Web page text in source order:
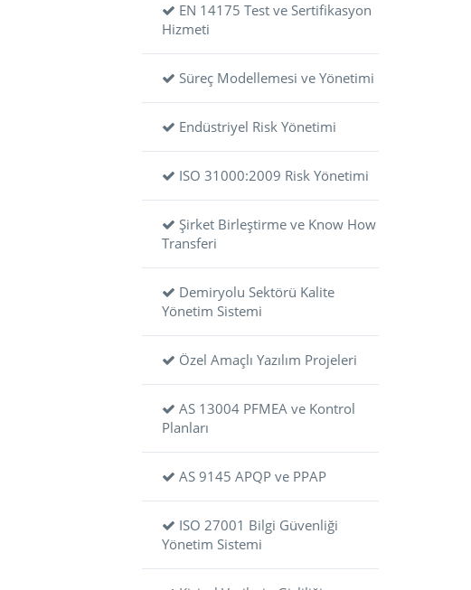
EN 14175 Test ve Sertifikasyon
Hizmeti
Süreç Modellemesi ve Yönetimi
Endüstriyel Risk Yönetimi
ISO 31000:2009 Risk Yönetimi
Şirket Birleştirme ve Know How
Transferi
Demiryolu Sektörü Kalite
Yönetim Sistemi
Özel Amaçlı Yazılım Projeleri
AS 13004 PFMEA ve Kontrol
Planları
AS 9145 APQP ve PPAP
ISO 27001 Bilgi Güvenliği
Yönetim Sistemi